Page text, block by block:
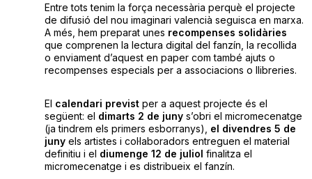
Entre tots tenim la força necessària perquè el projecte
de difusió del nou imaginari valencià seguisca en marxa.
A més, hem preparat unes recompenses solidàries
que comprenen la lectura digital del fanzín, la recollida
o enviament d’aquest en paper com també ajuts o
recompenses especials per a associacions o llibreries.
El calendari previstper a aquest projecte és el
següent: el dimarts 2 de junys’obri el micromecenatge
(ja tindrem els primers esborranys), el divendres 5 de
junyels artistes i col·laboradors entreguen el material
definitiu i el diumenge 12 de juliol finalitza el
micromecenatge i es distribueix el fanzín.